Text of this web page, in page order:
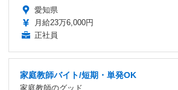
愛知県
月給23万6,000円
正社員
家庭教師バイト/短期・単発OK
家庭教師のグッド